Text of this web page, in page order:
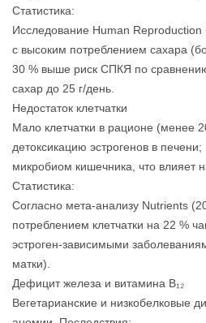
Статистика:
Исследование Human
с высоким потреблением сахара
30 % выше риск СПКЯ по
сахар до 25 г/день.
Недостаток клетчатки
Мало клетчатки в рационе (менее
детоксикацию эстрогенов в печени;
микробиом кишечника, что влияет
Статистика:
Согласно мета‑анализу Nutrients
потреблением клетчатки на 22 %
эстроген‑зависимыми
матки).
Дефицит железа и витамина B₁₂
Вегетарианские и низкобелковые